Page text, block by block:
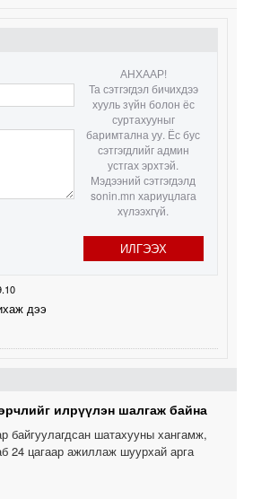
АНХААР!
Та сэтгэгдэл бичихдээ
хууль зүйн болон ёс
суртахууныг
баримтална уу. Ёс бус
сэтгэгдлийг админ
устгах эрхтэй.
Мэдээний сэтгэгдэлд
sonin.mn хариуцлага
хүлээхгүй.
ИЛГЭЭХ
дээ
илрүүлэн шалгаж байна
шатахууны хангамж,
24 цагаар ажиллаж шуурхай арга